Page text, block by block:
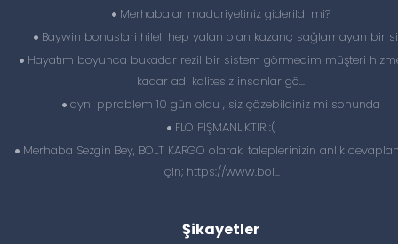
Merhabalar maduriyetiniz giderildi mi?
Baywin bonuslari hileli hep yalan olan kazanç sağlamayan bir
Hayatım boyunca bukadar rezil bir sistem görmedim müşteri
kadar adi kalitesiz insanlar gö...
aynı pproblem 10 gün oldu , siz çözebildiniz mi sonunda
FLO PİŞMANLIKTIR :(
Merhaba Sezgin Bey, BOLT KARGO olarak, taleplerinizin anlık
için; https://www.bol...
Şikayetler